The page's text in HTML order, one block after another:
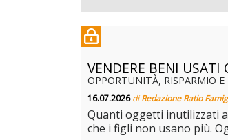
VENDERE BENI USATI
OPPORTUNITÀ, RISPARMIO E
16.07.2026diRedazione Ratio
Quanti oggetti inutilizzati
che i figli non usano più.